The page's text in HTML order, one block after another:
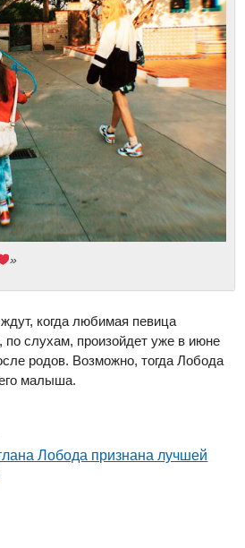
»
когда любимая певица
по слухам, произойдет уже в июне
родов. Возможно, тогда Лобода
малыша.
Лобода признана лучшей